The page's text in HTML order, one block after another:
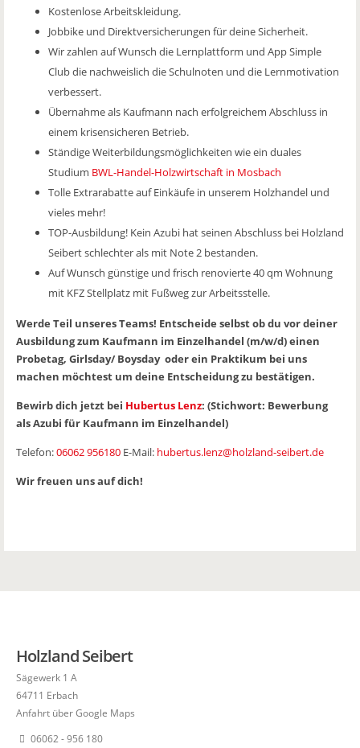
Kostenlose Arbeitskleidung.
Jobbike und Direktversicherungen für deine Sicherheit.
Wir zahlen auf Wunsch die Lernplattform und App Simple
Club die nachweislich die Schulnoten und die Lernmotivation
verbessert.
Übernahme als Kaufmann nach erfolgreichem Abschluss in
einem krisensicheren Betrieb.
Ständige Weiterbildungsmöglichkeiten wie ein duales
Studium BWL-Handel-Holzwirtschaft in Mosbach
Tolle Extrarabatte auf Einkäufe in unserem Holzhandel und
vieles mehr!
TOP-Ausbildung! Kein Azubi hat seinen Abschluss bei Holzland
Seibert schlechter als mit Note 2 bestanden.
Auf Wunsch günstige und frisch renovierte 40 qm Wohnung
mit KFZ Stellplatz mit Fußweg zur Arbeitsstelle.
Werde Teil unseres Teams! Entscheide selbst ob du vor deiner
Ausbildung zum Kaufmann im Einzelhandel (m/w/d) einen
Probetag, Girlsday/ Boysday oder ein Praktikum bei uns
machen möchtest um deine Entscheidung zu bestätigen.
Bewirb dich jetzt bei Hubertus Lenz: (Stichwort: Bewerbung
als Azubi für Kaufmann im Einzelhandel)
Telefon:06062 956180 E-Mail: hubertus.lenz@holzland-seibert.de
Wir freuen uns auf dich!
Holzland Seibert
Sägewerk 1 A
64711 Erbach
Anfahrt über Google Maps
06062 - 956 180